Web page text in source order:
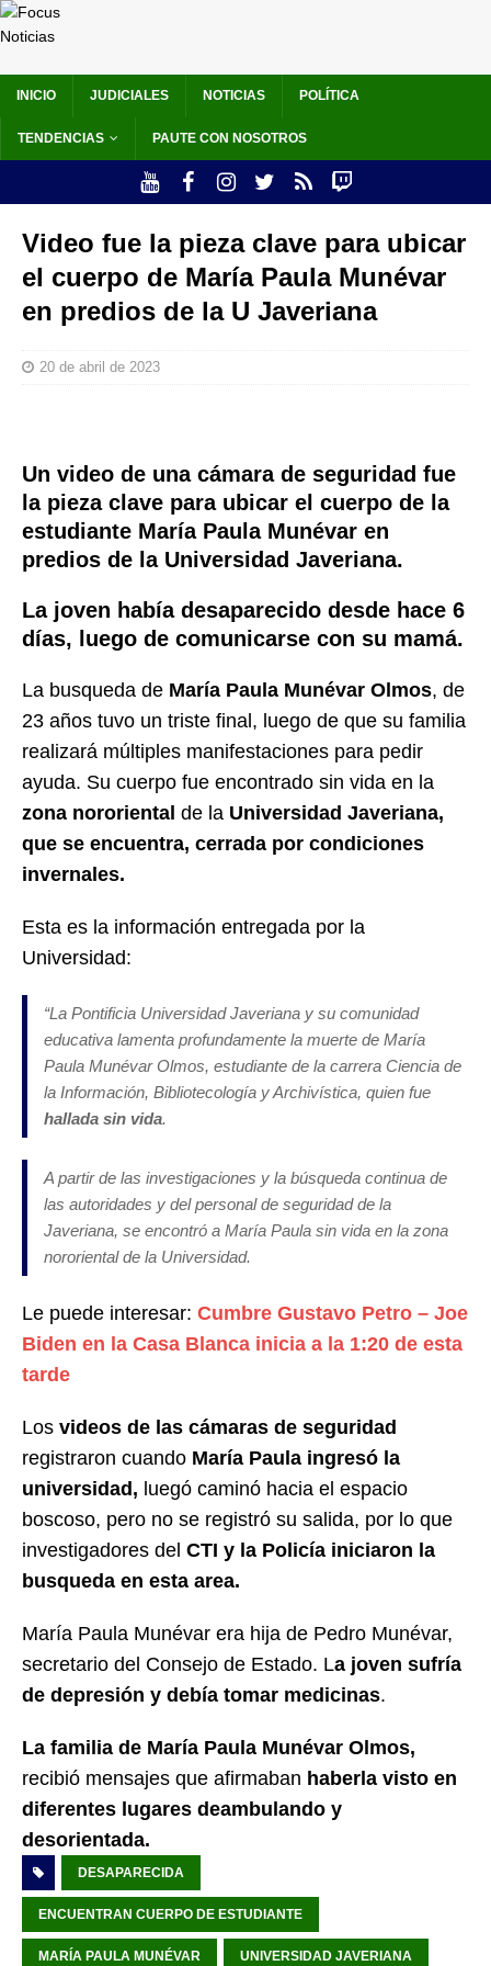
INICIO JUDICIALES NOTICIAS POLÍTICA
TENDENCIAS PAUTE CON NOSOTROS
Video fue la pieza clave para ubicar
el cuerpo de María Paula Munévar
en predios de la U Javeriana
20 de abril de 2023
Un video de una cámara de seguridad fue
la pieza clave para ubicar el cuerpo de la
estudiante María Paula Munévar en
predios de la Universidad Javeriana.
La joven había desaparecido desde hace 6
días, luego de comunicarse con su mamá.
La busqueda de María Paula Munévar Olmos, de
23 años tuvo un triste final, luego de que su familia
realizará múltiples manifestaciones para pedir
ayuda. Su cuerpo fue encontrado sin vida en la
zona nororiental de la Universidad Javeriana,
que se encuentra, cerrada por condiciones
invernales.
Esta es la información entregada por la
Universidad:
“La Pontificia Universidad Javeriana y su comunidad
educativa lamenta profundamente la muerte de María
Paula Munévar Olmos, estudiante de la carrera Ciencia de
la Información, Bibliotecología y Archivística, quien fue
hallada sin vida.
A partir de las investigaciones y la búsqueda continua de
las autoridades y del personal de seguridad de la
Javeriana, se encontró a María Paula sin vida en la zona
nororiental de la Universidad.
Le puede interesar: Cumbre Gustavo Petro – Joe
Biden en la Casa Blanca inicia a la 1:20 de esta
tarde
Los videos de las cámaras de seguridad
registraron cuando María Paula ingresó la
universidad, luegó caminó hacia el espacio
boscoso, pero no se registró su salida, por lo que
investigadores del CTI y la Policía iniciaron la
busqueda en esta area.
María Paula Munévar era hija de Pedro Munévar,
secretario del Consejo de Estado. La joven sufría
de depresión y debía tomar medicinas.
La familia de María Paula Munévar Olmos,
recibió mensajes que afirmaban haberla visto en
diferentes lugares deambulando y
desorientada.
DESAPARECIDA
ENCUENTRAN CUERPO DE ESTUDIANTE
MARÍA PAULA MUNÉVAR UNIVERSIDAD JAVERIANA